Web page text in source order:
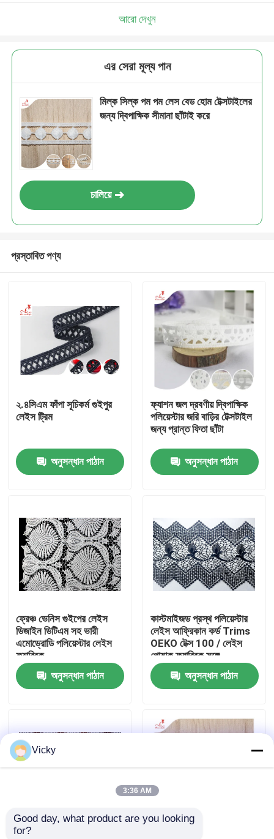
পণ্য
আমাদের সম্পর্কে
মান নিয়ন্ত্রণ
যোগাযোগ করুন
Exhibition Information
দোরোখা জরি ট্রিম
আরো দেখুন
এর সেরা মূল্য পান
মিল্ক সিল্ক পম পম লেস বেড হোম টেক্সটাইলের
জন্য দ্বিপাক্ষিক সীমানা ছাঁটাই করে
চালিয়ে
প্রস্তাবিত পণ্য
২.৪সিএম ফাঁপা সূচিকর্ম গুইপুর
লেইস ট্রিম
অনুসন্ধান পাঠান
ফ্যাশন জল দ্রবণীয় দ্বিপাক্ষিক
পলিয়েস্টার জরি বাড়ির টেক্সটাইল
জন্য প্রান্ত ফিতা ছাঁটা
অনুসন্ধান পাঠান
ফ্রেঞ্চ ভেনিস গুইপের লেইস
ডিজাইন ডিটিএম সহ ভারী
এমোড্রোডি পলিয়েস্টার লেইস
ফ্যাব্রিক
অনুসন্ধান পাঠান
কাস্টমাইজড প্রস্থ পলিয়েস্টার
লেইস আফ্রিকান কর্ড Trims
OEKO টেক্স 100 / লেইস
পোষাক ফ্যাব্রিক সঙ্গে
অনুসন্ধান পাঠান
হুইট Couture জন্য কাস্টম
Vicky
3:36 AM
Good day, what product are you looking
for?